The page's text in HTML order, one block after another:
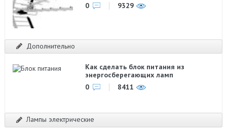
0
9329
Дополнительно
Как сделать блок питания из
энергосберегающих ламп
0
8411
Лампы электрические